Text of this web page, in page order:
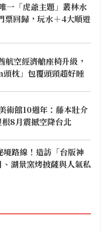
一「虎爺主題」叢林水
票回歸，玩水＋4大順遊
航空經濟艙座椅升級，
枕」包覆頭頸超好睡
術館10週年：藤本壯介
8月震撼空降台北
路線！造訪「台版神
湖景窯烤披薩與人氣私